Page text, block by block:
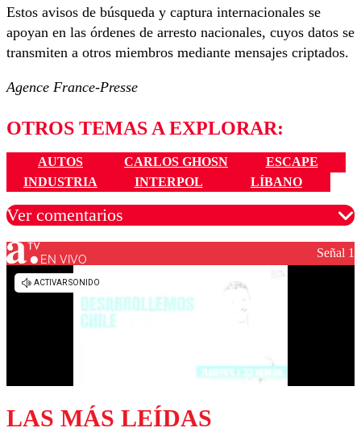
Estos avisos de búsqueda y captura internacionales se
apoyan en las órdenes de arresto nacionales, cuyos datos se
transmiten a otros miembros mediante mensajes criptados.
Agence France-Presse
OTROS TEMAS A EXPLORAR:
AUTOS CARLOS GHOSN
ESCAPE
INDUSTRIA
INTERPOL LÍBANO
Ver comentarios
Los comentarios son moderados para garantizar un
diálogo respetuoso.
EN VIVO Señal 1
LAS MÁS LEÍDAS